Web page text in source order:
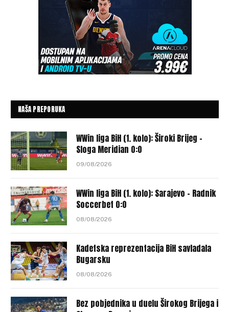
NAŠA PREPORUKA
WWin liga BiH (1. kolo): Široki Brijeg –
Sloga Meridian 0:0
09/08/2026
WWin liga BiH (1. kolo): Sarajevo – Radnik
Soccerbet 0:0
08/08/2026
Kadetska reprezentacija BiH savladala
Bugarsku
08/08/2026
Bez pobjednika u duelu Širokog Brijega i